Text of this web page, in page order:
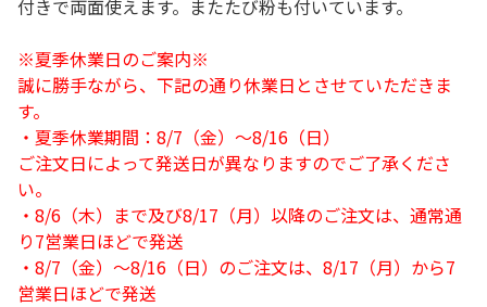
付きで両面使えます。またたび粉も付いています。
※夏季休業日のご案内※
誠に勝手ながら、下記の通り休業日とさせていただきま
す。
・夏季休業期間：8/7（金）～8/16（日）
ご注文日によって発送日が異なりますのでご了承くださ
い。
・8/6（木）まで及び8/17（月）以降のご注文は、通常通
り7営業日ほどで発送
・8/7（金）～8/16（日）のご注文は、8/17（月）から7
営業日ほどで発送